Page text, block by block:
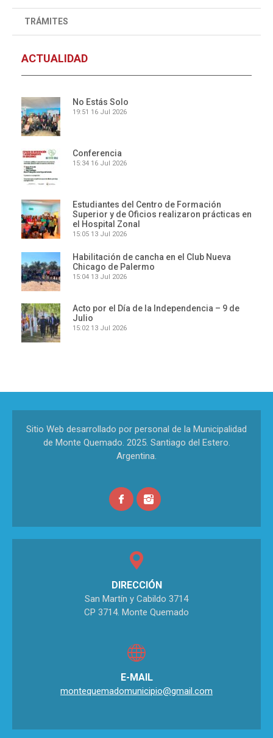
TRÁMITES
ACTUALIDAD
No Estás Solo
19:51 16 Jul 2026
Conferencia
15:34 16 Jul 2026
Estudiantes del Centro de Formación
Superior y de Oficios realizaron prácticas en
el Hospital Zonal
15:05 13 Jul 2026
Habilitación de cancha en el Club Nueva
Chicago de Palermo
15:04 13 Jul 2026
Acto por el Día de la Independencia – 9 de
Julio
15:02 13 Jul 2026
Sitio Web desarrollado por personal de la Municipalidad
de Monte Quemado. 2025. Santiago del Estero.
Argentina.
DIRECCIÓN
San Martín y Cabildo 3714
CP 3714. Monte Quemado
E-MAIL
montequemadomunicipio@gmail.com